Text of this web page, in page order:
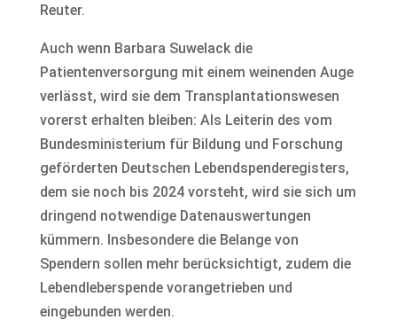
Reuter.
Auch wenn Barbara Suwelack die
Patientenversorgung mit einem weinenden Auge
verlässt, wird sie dem Transplantationswesen
vorerst erhalten bleiben: Als Leiterin des vom
Bundesministerium für Bildung und Forschung
geförderten Deutschen Lebendspenderegisters,
dem sie noch bis 2024 vorsteht, wird sie sich um
dringend notwendige Datenauswertungen
kümmern. Insbesondere die Belange von
Spendern sollen mehr berücksichtigt, zudem die
Lebendleberspende vorangetrieben und
eingebunden werden.